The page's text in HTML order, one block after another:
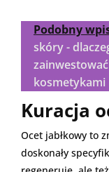
Podobny
skóry -
kosmetykami
Kuracja
Ocet jabłkowy to
doskonały